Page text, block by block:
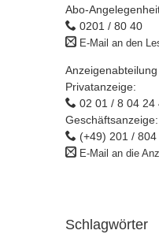
Abo-
0201 / 80 40
E-Mail an den
Anzeigenabteilung
Privatanzeige:
02 01 / 8 04 24
Geschäftsanzeige:
(+49) 201 / 804
E-Mail an die
Schlagwörter